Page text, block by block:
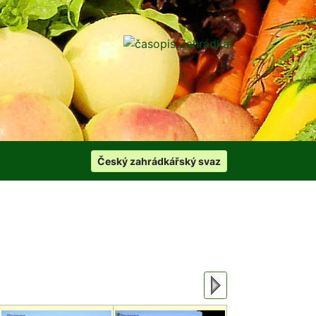
Český zahrádkářský svaz